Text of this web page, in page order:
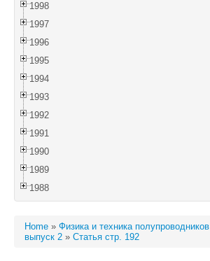
1998
1997
1996
1995
1994
1993
1992
1991
1990
1989
1988
Home » Физика и техника полупроводников
выпуск 2 » Статья стр. 192